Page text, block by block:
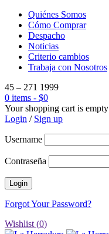
Quiénes Somos
Cómo Comprar
Despacho
Noticias
Criterio cambios
Trabaja con Nosotros
45 – 271 1999
0 items - $0
Your shopping cart is empty
Login / Sign up
Username
Contraseña
Forgot Your Password?
Wishlist (0)